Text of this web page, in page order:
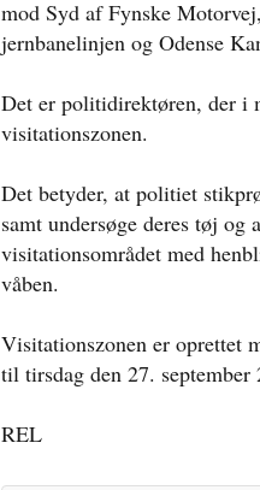
mod Syd af Fynske
jernbanelinjen og Odense
Det er politidirektøren, der i
visitationszonen.
Det betyder, at politiet
samt undersøge deres tøj og
visitationsområdet med
våben.
Visitationszonen er oprettet
til tirsdag den 27. september
REL